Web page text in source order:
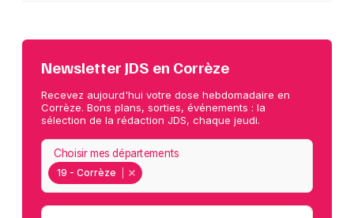
Newsletter JDS en Corrèze
Recevez aujourd'hui votre dose hebdomadaire en
Corrèze. Bons plans, sorties, événements : la
sélection de la rédaction JDS, chaque jeudi.
19 - Corrèze
Choisir mes départements